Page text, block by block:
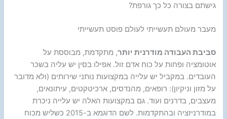
גישתם בצורה כל כך גורפת?
מעבר מעולם תעשייתי לעולם פוסט תעשייתי
סביבת העבודה מודרנית יותר, מתקדמת, מבוססת על
אוטומציה ופחות על כוח אדם זול. אפילו בסין יש עליה בשכר
העובדים. במקביל יש עלייה במקצועות נותני שירותים (ולא מדובר
על מזון וניקיון): רופאים, מהנדסים, ארכיטקטים, עיתונאים,
מעצבים, בדרנים ועוד. גם במקצועות האלה יש עלייה ניכרת
במודרניזציה ובהתקדמות. לשם הדוגמא ב-2015 כשליש מכוח